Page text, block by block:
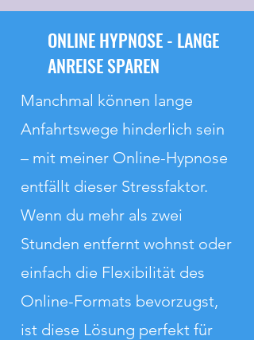
ONLINE HYPNOSE - LANGE
ANREISE SPAREN
Manchmal können lange
Anfahrtswege hinderlich sein
– mit meiner Online-Hypnose
entfällt dieser Stressfaktor.
Wenn du mehr als zwei
Stunden entfernt wohnst oder
einfach die Flexibilität des
Online-Formats bevorzugst,
ist diese Lösung perfekt für